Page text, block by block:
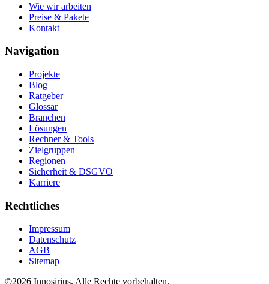
Wie wir arbeiten
Preise & Pakete
Kontakt
Navigation
Projekte
Blog
Ratgeber
Glossar
Branchen
Lösungen
Rechner & Tools
Zielgruppen
Regionen
Sicherheit & DSGVO
Karriere
Rechtliches
Impressum
Datenschutz
AGB
Sitemap
©2026 Innosirius. Alle Rechte vorbehalten.